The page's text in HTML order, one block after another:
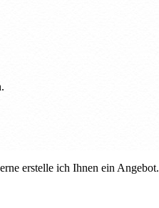
erstelle ich Ihnen ein Angebot.